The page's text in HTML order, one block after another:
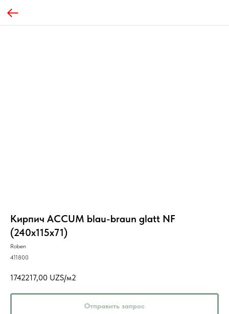
Кирпич ACCUM blau-braun glatt NF
(240х115х71)
Roben
411800
1742217,00 UZS/м2
Отправить запрос